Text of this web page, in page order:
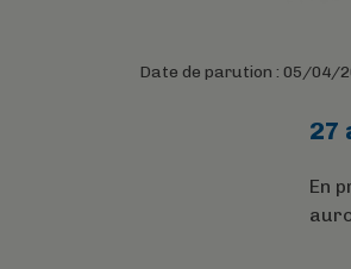
Date de parution : 05/04/
27
En